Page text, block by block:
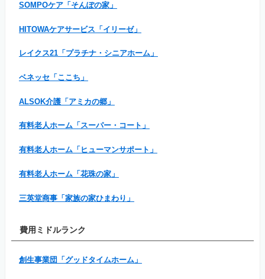
SOMPOケア「そんぽの家」
HITOWAケアサービス「イリーゼ」
レイクス21「プラチナ・シニアホーム」
ベネッセ「ここち」
ALSOK介護「アミカの郷」
有料老人ホーム「スーパー・コート」
有料老人ホーム「ヒューマンサポート」
有料老人ホーム「花珠の家」
三英堂商事「家族の家ひまわり」
費用ミドルランク
創生事業団「グッドタイムホーム」